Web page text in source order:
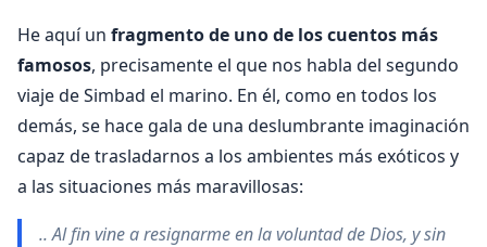
He aquí un fragmento de uno de los cuentos más
famosos, precisamente el que nos habla del segundo
viaje de Simbad el marino. En él, como en todos los
demás, se hace gala de una deslumbrante imaginación
capaz de trasladarnos a los ambientes más exóticos y
a las situaciones más maravillosas:
.. Al fin vine a resignarme en la voluntad de Dios, y sin